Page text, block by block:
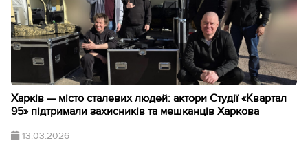
Харків — місто сталевих людей: актори Студії «Квартал
95» підтримали захисників та мешканців Харкова
13.03.2026